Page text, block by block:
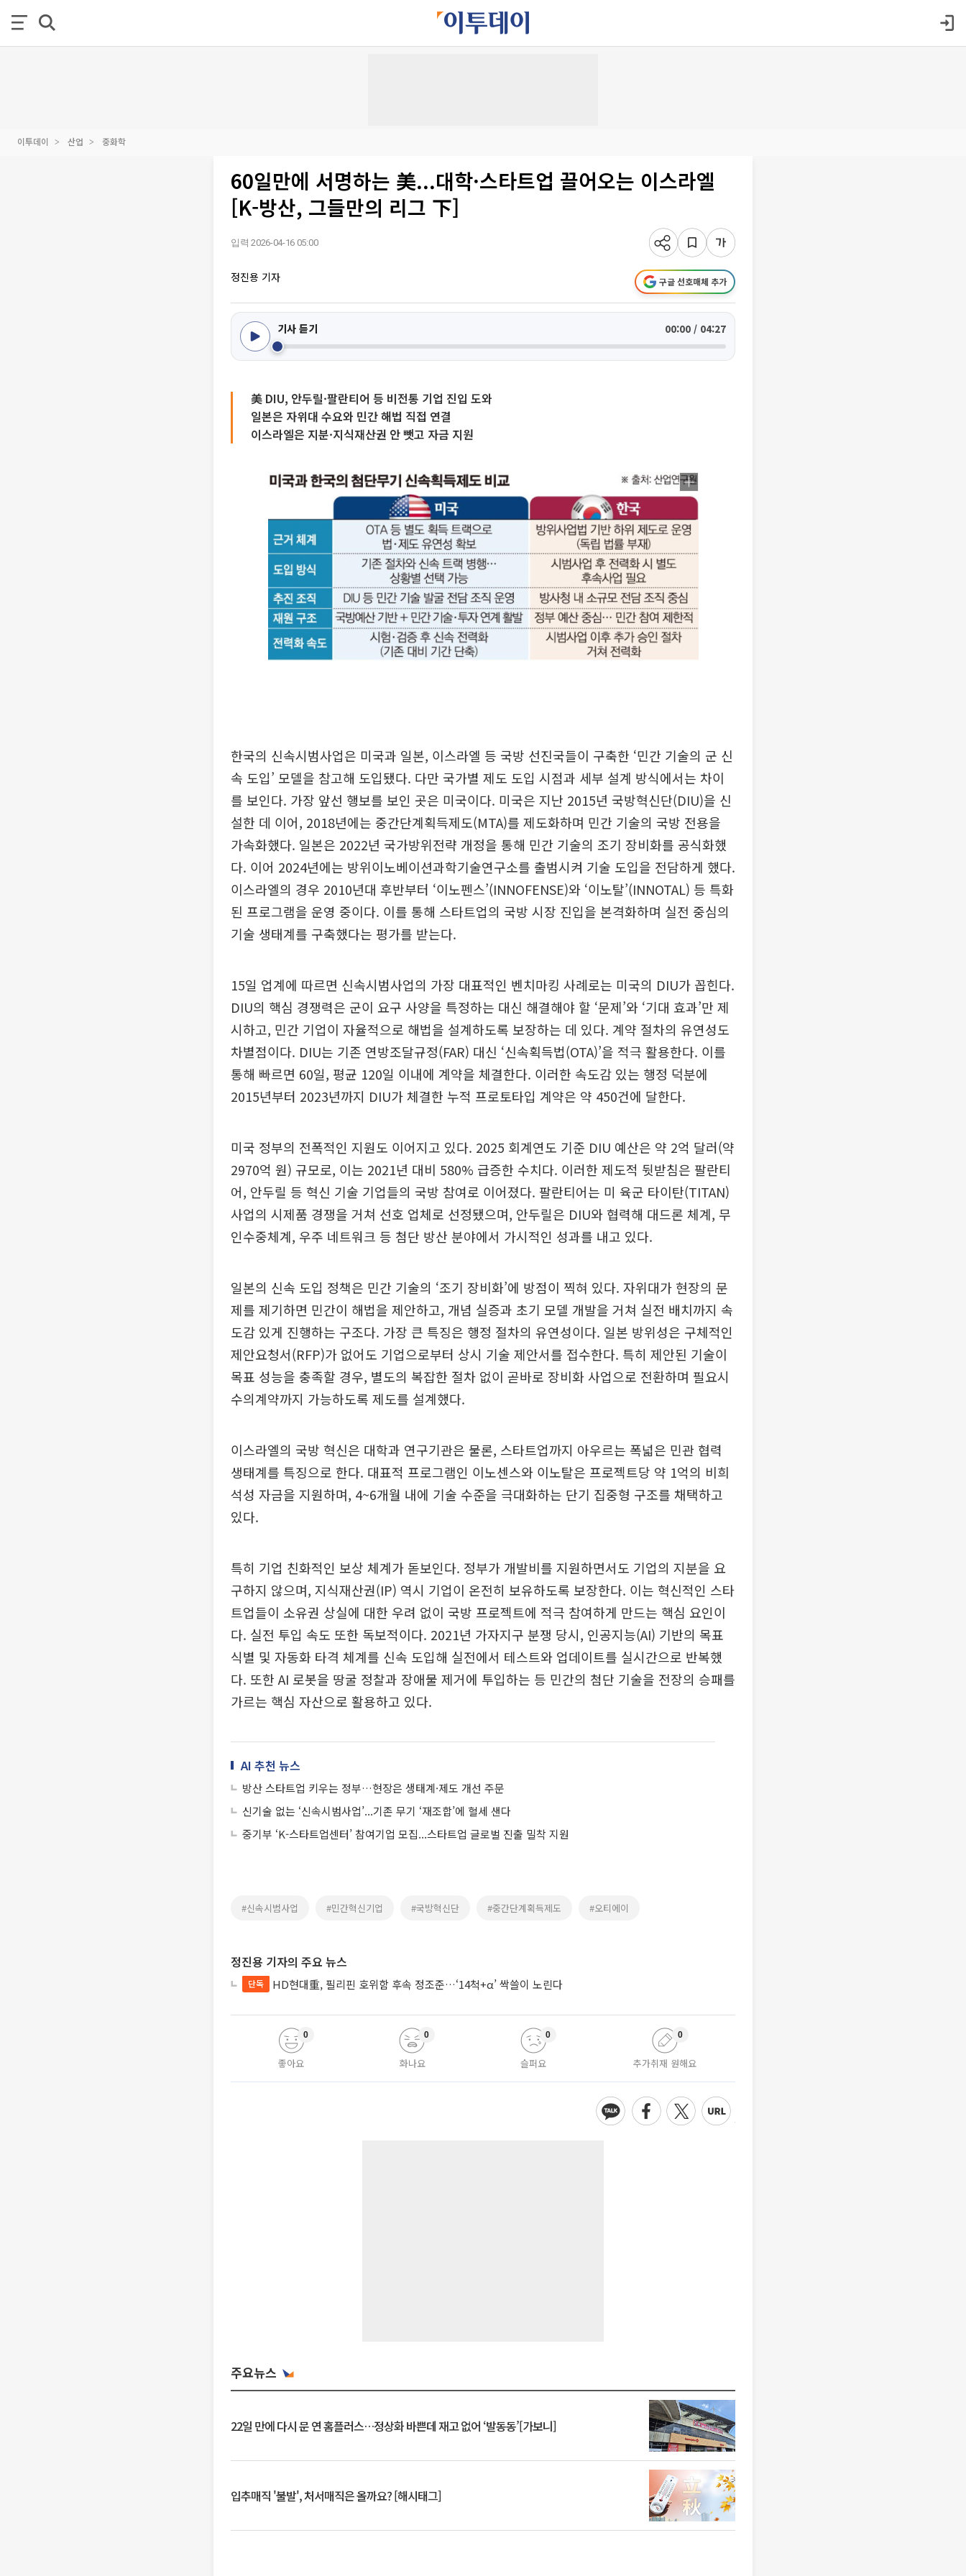
이투데이 산업 중화학
60일만에 서명하는 美...대학·스타트업 끌어오는 이스라엘
[K-방산, 그들만의 리그 下]
입력 2026-04-16 05:00
정진용 기자 구글 선호매체 추가
기사 듣기 00:00 / 04:27
美 DIU, 안두릴·팔란티어 등 비전통 기업 진입 도와
일본은 자위대 수요와 민간 해법 직접 연결
이스라엘은 지분·지식재산권 안 뺏고 자금 지원
한국의 신속시범사업은 미국과 일본, 이스라엘 등 국방 선진국들이 구축한 ‘민간 기술의 군 신
속 도입’ 모델을 참고해 도입됐다. 다만 국가별 제도 도입 시점과 세부 설계 방식에서는 차이
를 보인다. 가장 앞선 행보를 보인 곳은 미국이다. 미국은 지난 2015년 국방혁신단(DIU)을 신
설한 데 이어, 2018년에는 중간단계획득제도(MTA)를 제도화하며 민간 기술의 국방 전용을
가속화했다. 일본은 2022년 국가방위전략 개정을 통해 민간 기술의 조기 장비화를 공식화했
다. 이어 2024년에는 방위이노베이션과학기술연구소를 출범시켜 기술 도입을 전담하게 했다.
이스라엘의 경우 2010년대 후반부터 ‘이노펜스’(INNOFENSE)와 ‘이노탈’(INNOTAL) 등 특화
된 프로그램을 운영 중이다. 이를 통해 스타트업의 국방 시장 진입을 본격화하며 실전 중심의
기술 생태계를 구축했다는 평가를 받는다.
15일 업계에 따르면 신속시범사업의 가장 대표적인 벤치마킹 사례로는 미국의 DIU가 꼽힌다.
DIU의 핵심 경쟁력은 군이 요구 사양을 특정하는 대신 해결해야 할 ‘문제’와 ‘기대 효과’만 제
시하고, 민간 기업이 자율적으로 해법을 설계하도록 보장하는 데 있다. 계약 절차의 유연성도
차별점이다. DIU는 기존 연방조달규정(FAR) 대신 ‘신속획득법(OTA)’을 적극 활용한다. 이를
통해 빠르면 60일, 평균 120일 이내에 계약을 체결한다. 이러한 속도감 있는 행정 덕분에
2015년부터 2023년까지 DIU가 체결한 누적 프로토타입 계약은 약 450건에 달한다.
미국 정부의 전폭적인 지원도 이어지고 있다. 2025 회계연도 기준 DIU 예산은 약 2억 달러(약
2970억 원) 규모로, 이는 2021년 대비 580% 급증한 수치다. 이러한 제도적 뒷받침은 팔란티
어, 안두릴 등 혁신 기술 기업들의 국방 참여로 이어졌다. 팔란티어는 미 육군 타이탄(TITAN)
사업의 시제품 경쟁을 거쳐 선호 업체로 선정됐으며, 안두릴은 DIU와 협력해 대드론 체계, 무
인수중체계, 우주 네트워크 등 첨단 방산 분야에서 가시적인 성과를 내고 있다.
일본의 신속 도입 정책은 민간 기술의 ‘조기 장비화’에 방점이 찍혀 있다. 자위대가 현장의 문
제를 제기하면 민간이 해법을 제안하고, 개념 실증과 초기 모델 개발을 거쳐 실전 배치까지 속
도감 있게 진행하는 구조다. 가장 큰 특징은 행정 절차의 유연성이다. 일본 방위성은 구체적인
제안요청서(RFP)가 없어도 기업으로부터 상시 기술 제안서를 접수한다. 특히 제안된 기술이
목표 성능을 충족할 경우, 별도의 복잡한 절차 없이 곧바로 장비화 사업으로 전환하며 필요시
수의계약까지 가능하도록 제도를 설계했다.
이스라엘의 국방 혁신은 대학과 연구기관은 물론, 스타트업까지 아우르는 폭넓은 민관 협력
생태계를 특징으로 한다. 대표적 프로그램인 이노센스와 이노탈은 프로젝트당 약 1억의 비희
석성 자금을 지원하며, 4~6개월 내에 기술 수준을 극대화하는 단기 집중형 구조를 채택하고
있다.
특히 기업 친화적인 보상 체계가 돋보인다. 정부가 개발비를 지원하면서도 기업의 지분을 요
구하지 않으며, 지식재산권(IP) 역시 기업이 온전히 보유하도록 보장한다. 이는 혁신적인 스타
트업들이 소유권 상실에 대한 우려 없이 국방 프로젝트에 적극 참여하게 만드는 핵심 요인이
다. 실전 투입 속도 또한 독보적이다. 2021년 가자지구 분쟁 당시, 인공지능(AI) 기반의 목표
식별 및 자동화 타격 체계를 신속 도입해 실전에서 테스트와 업데이트를 실시간으로 반복했
다. 또한 AI 로봇을 땅굴 정찰과 장애물 제거에 투입하는 등 민간의 첨단 기술을 전장의 승패를
가르는 핵심 자산으로 활용하고 있다.
AI 추천 뉴스
방산 스타트업 키우는 정부…현장은 생태계·제도 개선 주문
신기술 없는 ‘신속시범사업’...기존 무기 ‘재조합’에 혈세 샌다
중기부 ‘K-스타트업센터’ 참여기업 모집...스타트업 글로벌 진출 밀착 지원
#신속시범사업 #민간혁신기업 #국방혁신단 #중간단계획득제도 #오티에이
정진용 기자의 주요 뉴스
단독 HD현대重, 필리핀 호위함 후속 정조준…‘14척+α’ 싹쓸이 노린다
좋아요
0
화나요
0
슬퍼요
0
추가취재 원해요
0
주요뉴스
22일 만에 다시 문 연 홈플러스…정상화 바쁜데 재고 없어 ‘발동동’[가보니]
입추매직 '불발', 처서매직은 올까요? [해시태그]